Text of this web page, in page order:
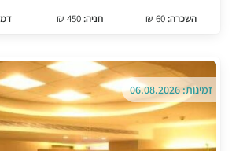
השכרה:
חניה:
זמינות: 06.08.2026